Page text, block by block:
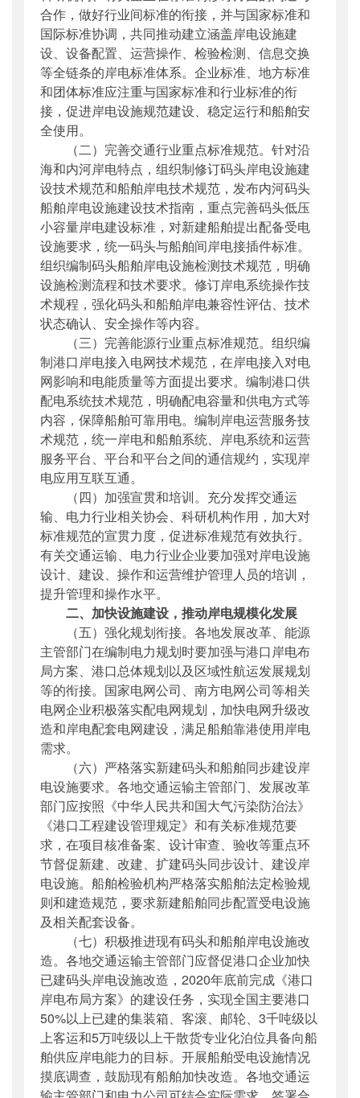
合作，做好行业间标准的衔接，并与国家标准和
国际标准协调，共同推动建立涵盖岸电设施建
设、设备配置、运营操作、检验检测、信息交换
等全链条的岸电标准体系。企业标准、地方标准
和团体标准应注重与国家标准和行业标准的衔
接，促进岸电设施规范建设、稳定运行和船舶安
全使用。
（二）完善交通行业重点标准规范。针对沿
海和内河岸电特点，组织制修订码头岸电设施建
设技术规范和船舶岸电技术规范，发布内河码头
船舶岸电设施建设技术指南，重点完善码头低压
小容量岸电建设标准，对新建船舶提出配备受电
设施要求，统一码头与船舶间岸电接插件标准。
组织编制码头船舶岸电设施检测技术规范，明确
设施检测流程和技术要求。修订岸电系统操作技
术规程，强化码头和船舶岸电兼容性评估、技术
状态确认、安全操作等内容。
（三）完善能源行业重点标准规范。组织编
制港口岸电接入电网技术规范，在岸电接入对电
网影响和电能质量等方面提出要求。编制港口供
配电系统技术规范，明确配电容量和供电方式等
内容，保障船舶可靠用电。编制岸电运营服务技
术规范，统一岸电和船舶系统、岸电系统和运营
服务平台、平台和平台之间的通信规约，实现岸
电应用互联互通。
（四）加强宣贯和培训。充分发挥交通运
输、电力行业相关协会、科研机构作用，加大对
标准规范的宣贯力度，促进标准规范有效执行。
有关交通运输、电力行业企业要加强对岸电设施
设计、建设、操作和运营维护管理人员的培训，
提升管理和操作水平。
二、加快设施建设，推动岸电规模化发展
（五）强化规划衔接。各地发展改革、能源
主管部门在编制电力规划时要加强与港口岸电布
局方案、港口总体规划以及区域性航运发展规划
等的衔接。国家电网公司、南方电网公司等相关
电网企业积极落实配电网规划，加快电网升级改
造和岸电配套电网建设，满足船舶靠港使用岸电
需求。
（六）严格落实新建码头和船舶同步建设岸
电设施要求。各地交通运输主管部门、发展改革
部门应按照《中华人民共和国大气污染防治法》
《港口工程建设管理规定》和有关标准规范要
求，在项目核准备案、设计审查、验收等重点环
节督促新建、改建、扩建码头同步设计、建设岸
电设施。船舶检验机构严格落实船舶法定检验规
则和建造规范，要求新建船舶同步配置受电设施
及相关配套设备。
（七）积极推进现有码头和船舶岸电设施改
造。各地交通运输主管部门应督促港口企业加快
已建码头岸电设施改造，2020年底前完成《港口
岸电布局方案》的建设任务，实现全国主要港口
50%以上已建的集装箱、客滚、邮轮、3千吨级以
上客运和5万吨级以上干散货专业化泊位具备向船
舶供应岸电能力的目标。开展船舶受电设施情况
摸底调查，鼓励现有船舶加快改造。各地交通运